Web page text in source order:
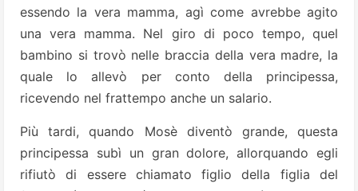
essendo la vera mamma, agì come avrebbe agito
una vera mamma. Nel giro di poco tempo, quel
bambino si trovò nelle braccia della vera madre, la
quale lo allevò per conto della principessa,
ricevendo nel frattempo anche un salario.
Più tardi, quando Mosè diventò grande, questa
principessa subì un gran dolore, allorquando egli
rifiutò di essere chiamato figlio della figlia del